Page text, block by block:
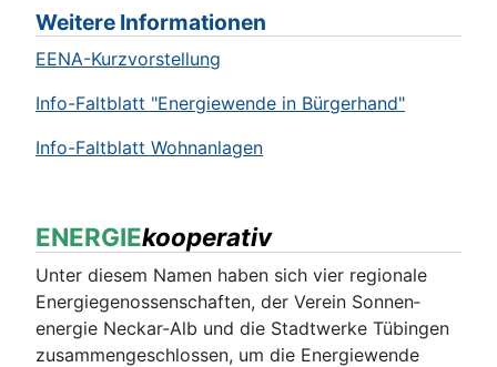
Weitere Informationen
EENA-Kurzvorstellung
Info-Faltblatt "Energiewende in Bürgerhand"
Info-Faltblatt Wohnanlagen
ENERGIEkooperativ
Unter diesem Namen haben sich vier regionale
Energiegenossenschaften, der Verein Sonnen­
energie Neckar-Alb und die Stadt­werke Tübingen
zusammengeschlossen, um die Energiewende